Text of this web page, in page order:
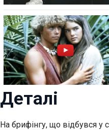
Деталі
На брифінгу, що відбувся у